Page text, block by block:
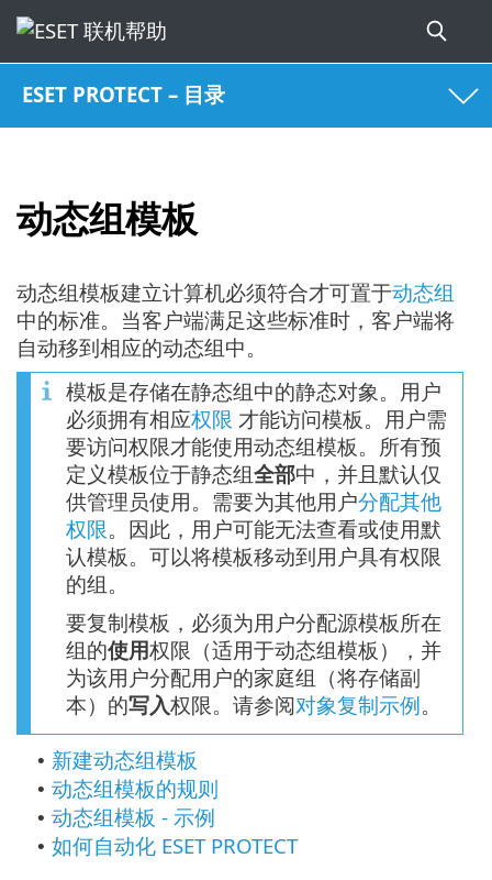
ESET PROTECT – 目录
动态组模板
动态组模板建立计算机必须符合才可置于动态组
中的标准。当客户端满足这些标准时，客户端将
自动移到相应的动态组中。
模板是存储在静态组中的静态对象。用户
必须拥有相应权限 才能访问模板。用户需
要访问权限才能使用动态组模板。所有预
定义模板位于静态组全部中，并且默认仅
供管理员使用。需要为其他用户分配其他
权限。因此，用户可能无法查看或使用默
认模板。可以将模板移动到用户具有权限
的组。
要复制模板，必须为用户分配源模板所在
组的使用权限（适用于动态组模板），并
为该用户分配用户的家庭组（将存储副
本）的写入权限。请参阅对象复制示例。
• 新建动态组模板
• 动态组模板的规则
• 动态组模板 - 示例
• 如何自动化 ESET PROTECT